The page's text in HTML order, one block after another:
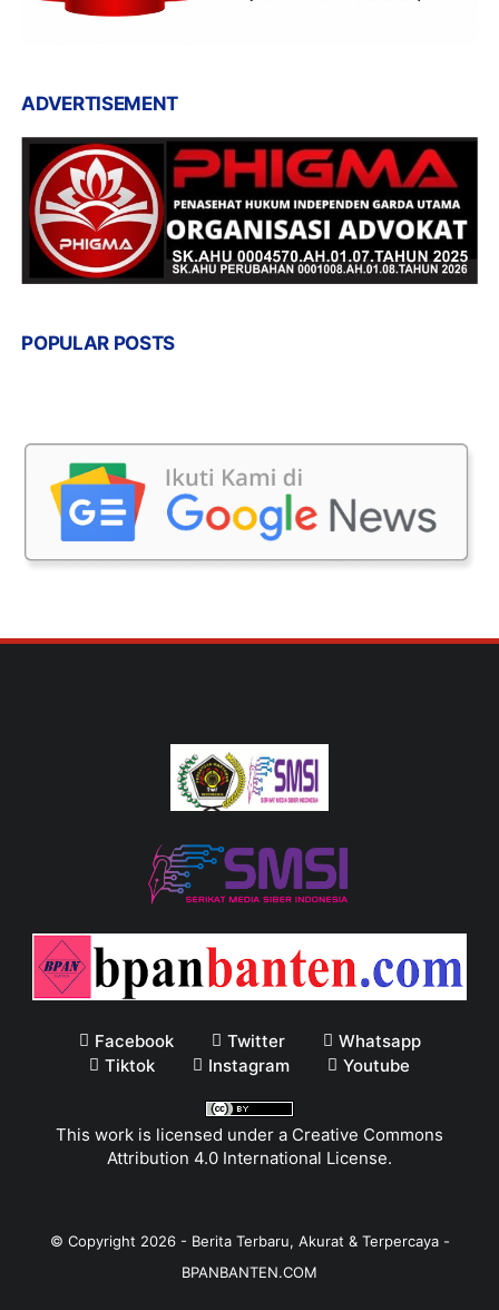
ADVERTISEMENT
POPULAR POSTS
Facebook Twitter
Whatsapp
Tiktok
Instagram Youtube
This work is licensed under a Creative Commons
Attribution 4.0 International License.
© Copyright 2026- Berita Terbaru, Akurat & Terpercaya -
BPANBANTEN.COM